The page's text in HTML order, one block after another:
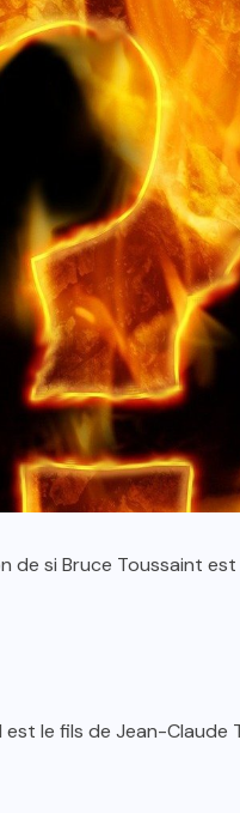
si Bruce Toussaint
est le fils de Jean-